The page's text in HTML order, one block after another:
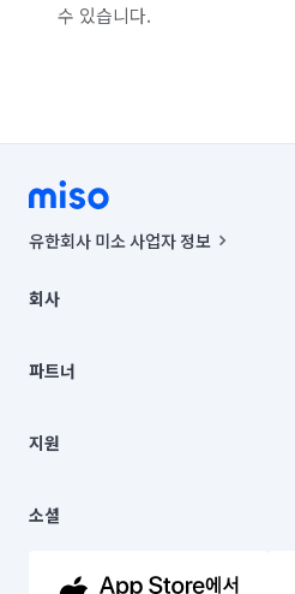
수 있습니다.
유한회사 미소 사업자 정보
00019 |
주소 | 본사: 서울특별시 종로구 율곡로
컨택센터 : 서울특별시 종로구 수송동 율
상품, 상품정보, 거래에 관한 의무와 책임
언론 보도 관련 문의:
© 유한회사 미소. Miso, Inc. All Rights
회사
채용
파트너
이사
지원
이용약관
문의하기
소셜
유튜브